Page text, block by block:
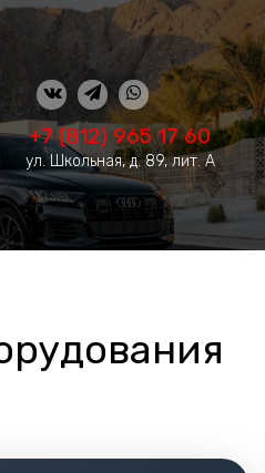
+7 (812) 965 17 60
ул. Школьная, д. 89, лит. А